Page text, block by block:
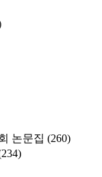
논문집 (260)